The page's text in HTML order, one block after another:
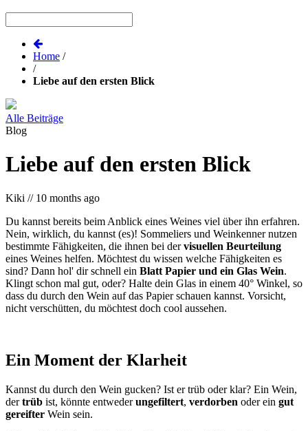
Home /
/
Liebe auf den ersten Blick
Alle Beiträge
Blog
Liebe auf den ersten Blick
Kiki // 10 months ago
Du kannst bereits beim Anblick eines Weines viel über ihn erfahren.
Nein, wirklich, du kannst (es)! Sommeliers und Weinkenner nutzen
bestimmte Fähigkeiten, die ihnen bei dervisuellen Beurteilung
eines Weines helfen. Möchtest du wissen welche Fähigkeiten es
sind? Dann hol' dir schnell ein Blatt Papier und ein Glas Wein.
Klingt schon mal gut, oder? Halte dein Glas in einem 40° Winkel, so
dass du durch den Wein auf das Papier schauen kannst. Vorsicht,
nicht verschütten, du möchtest doch cool aussehen.
Ein Moment der Klarheit
Kannst du durch den Wein gucken? Ist er trüb oder klar? Ein Wein,
dertrüb ist, könnte entwederungefiltert, verdorben oder ein gut
gereifter Wein sein.